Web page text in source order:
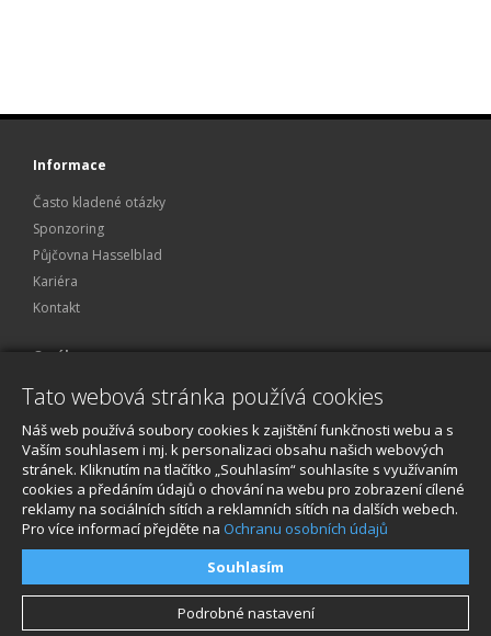
Informace
Často kladené otázky
Sponzoring
Půjčovna Hasselblad
Kariéra
Kontakt
O nákupu
Obchodní podmínky
Reklamace a servis
O nákupu
Souhlasím
Podrobné nastavení
Tato webová stránka používá cookies
Náš web používá soubory cookies k zajištění funkčnosti webu a s
Vaším souhlasem i mj. k personalizaci obsahu našich webových
stránek. Kliknutím na tlačítko „Souhlasím“ souhlasíte s využívaním
cookies a předáním údajů o chování na webu pro zobrazení cílené
reklamy na sociálních sítích a reklamních sítích na dalších webech.
Pro více informací přejděte na Ochranu osobních údajů